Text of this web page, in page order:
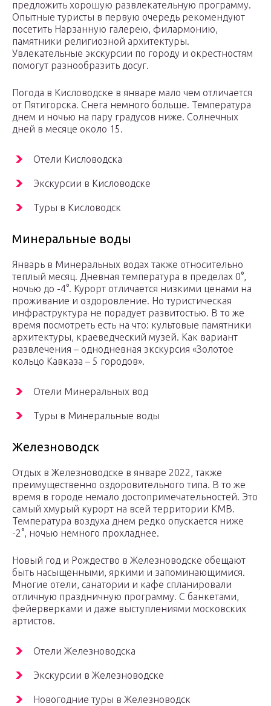
предложить хорошую развлекательную программу.
Опытные туристы в первую очередь рекомендуют
посетить Нарзанную галерею, филармонию,
памятники религиозной архитектуры.
Увлекательные экскурсии по городу и окрестностям
помогут разнообразить досуг.
Погода в Кисловодске в январе мало чем отличается
от Пятигорска. Снега немного больше. Температура
днем и ночью на пару градусов ниже. Солнечных
дней в месяце около 15.
Отели Кисловодска
Экскурсии в Кисловодске
Туры в Кисловодск
Минеральные воды
Январь в Минеральных водах также относительно
теплый месяц. Дневная температура в пределах 0°,
ночью до -4°. Курорт отличается низкими ценами на
проживание и оздоровление. Но туристическая
инфраструктура не порадует развитостью. В то же
время посмотреть есть на что: культовые памятники
архитектуры, краеведческий музей. Как вариант
развлечения – однодневная экскурсия «Золотое
кольцо Кавказа – 5 городов».
Отели Минеральных вод
Туры в Минеральные воды
Железноводск
Отдых в Железноводске в январе 2022, также
преимущественно оздоровительного типа. В то же
время в городе немало достопримечательностей. Это
самый хмурый курорт на всей территории КМВ.
Температура воздуха днем редко опускается ниже
-2°, ночью немного прохладнее.
Новый год и Рождество в Железноводске обещают
быть насыщенными, яркими и запоминающимися.
Многие отели, санатории и кафе спланировали
отличную праздничную программу. С банкетами,
фейерверками и даже выступлениями московских
артистов.
Отели Железноводска
Экскурсии в Железноводске
Новогодние туры в Железноводск